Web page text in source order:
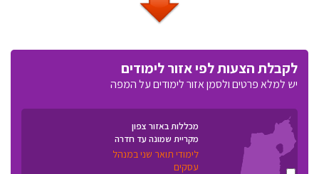
לקבלת הצעות לפי אזור לימודים
יש למלא פרטים ולסמן אזור לימודים על המפה
מכללות באזור צפון
מקריית שמונה עד חדרה
לימודי תואר שני במנהל
עסקים